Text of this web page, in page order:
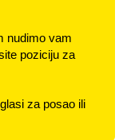
nudimo vam
poziciju za
za posao ili